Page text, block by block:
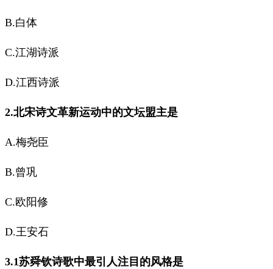
B.白体
C.江湖诗派
D.江西诗派
2.北宋诗文革新运动中的文坛盟主是
A.梅尧臣
B.曾巩
C.欧阳修
D.王安石
3.1苏舜钦诗歌中最引人注目的风格是